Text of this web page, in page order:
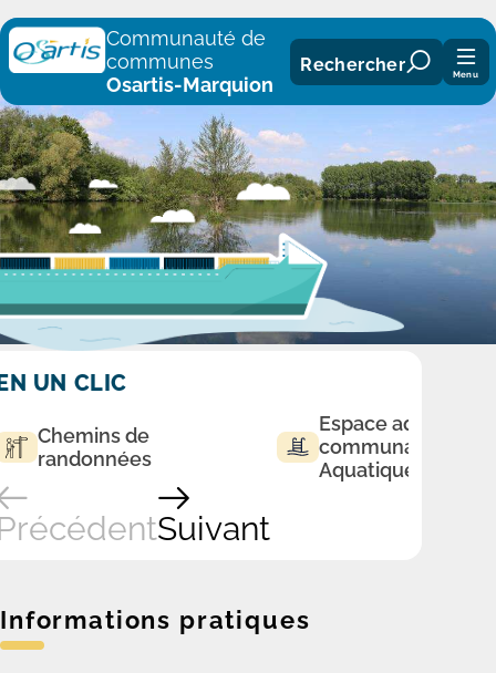
Panneau de gestion des cookies
Communauté de
communes
Osartis-Marquion
Rechercher Menu
UN CLIC
Chemins de
randonnées
Espace
communautaire
Aquatique
Suivant
Informations pratiques